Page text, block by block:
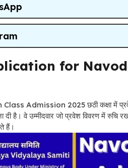
for
Admission 2025 छठी कक्षा में प्रवेश
है। वे उम्मीदवार जो प्रवेश विवरण में रुचि
हैं।